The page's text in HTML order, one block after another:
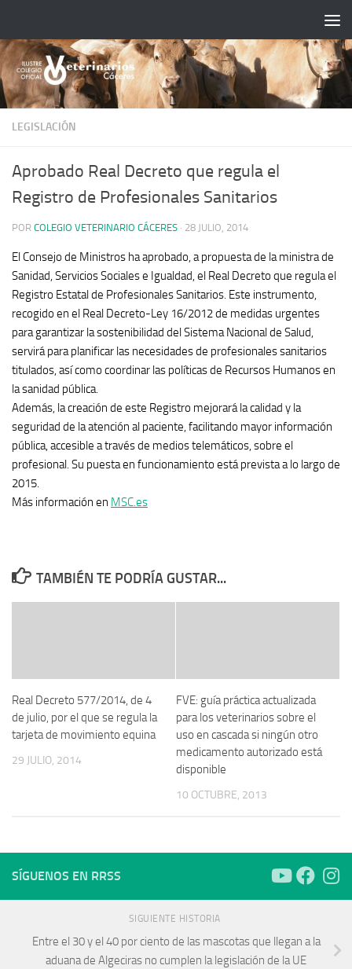
LEGISLACIÓN
Aprobado Real Decreto que regula el
Registro de Profesionales Sanitarios
POR COLEGIO VETERINARIO CÁCERES · 28 JULIO, 2014
El Consejo de Ministros ha aprobado, a propuesta de la ministra de
Sanidad, Servicios Sociales e Igualdad, el Real Decreto que regula el
Registro Estatal de Profesionales Sanitarios. Este instrumento,
recogido en el Real Decreto-Ley 16/2012 de medidas urgentes
para garantizar la sostenibilidad del Sistema Nacional de Salud,
servirá para planificar las necesidades de profesionales sanitarios
titulados, así como coordinar las políticas de Recursos Humanos en
la sanidad pública.
Además, la creación de este Registro mejorará la calidad y la
seguridad de la atención al paciente, facilitando mayor información
pública, accesible a través de medios telemáticos, sobre el
profesional. Su puesta en funcionamiento está prevista a lo largo de
2015.
Más información en MSC.es
TAMBIÉN TE PODRÍA GUSTAR...
Real Decreto 577/2014, de 4
de julio, por el que se regula la
tarjeta de movimiento equina
29 JULIO, 2014
FVE: guía práctica actualizada
para los veterinarios sobre el
uso en cascada si ningún otro
medicamento autorizado está
disponible
10 OCTUBRE, 2013
SÍGUENOS EN RRSS
SIGUIENTE HISTORIA
Entre el 30 y el 40 por ciento de las mascotas que llegan a la
aduana de Algeciras no cumplen la legislación de la UE